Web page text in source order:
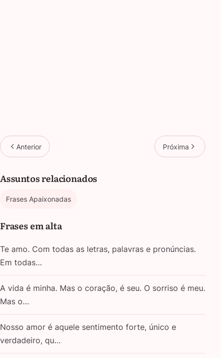
Anterior Próxima
Assuntos relacionados
Frases Apaixonadas
Frases em alta
Te amo. Com todas as letras, palavras e pronúncias.
Em todas…
A vida é minha. Mas o coração, é seu. O sorriso é meu.
Mas o…
Nosso amor é aquele sentimento forte, único e
verdadeiro, qu…